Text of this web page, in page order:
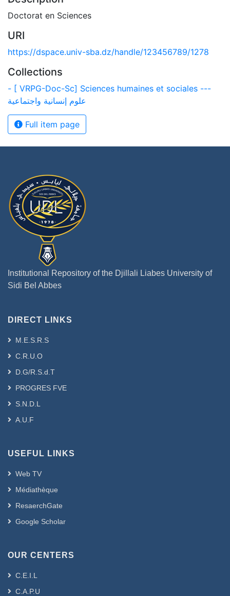
Doctorat en Sciences
URI
https://dspace.univ-sba.dz/handle/123456789/1278
Collections
- [ VRPG-Doc-Sc] Sciences humaines et sociales ---
علوم إنسانية واجتماعية
Full item page
Institutional Repository of the Djillali Liabes University of
Sidi Bel Abbes
DIRECT LINKS
M.E.S.R.S
C.R.U.O
D.G/R.S.d.T
PROGRES FVE
S.N.D.L
A.U.F
USEFUL LINKS
Web TV
Médiathèque
ResaerchGate
Google Scholar
OUR CENTERS
C.E.I.L
C.A.P.U